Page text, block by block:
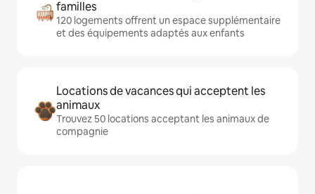
familles
120 logements offrent un espace supplémentaire
et des équipements adaptés aux enfants
Locations de vacances qui acceptent les
animaux
Trouvez 50 locations acceptant les animaux de
compagnie